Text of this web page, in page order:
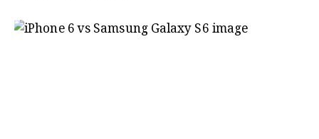
2 GHz și 4 x ARM Cortex-A53...